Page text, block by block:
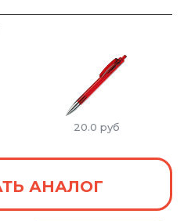
20.0 руб
АНАЛОГ